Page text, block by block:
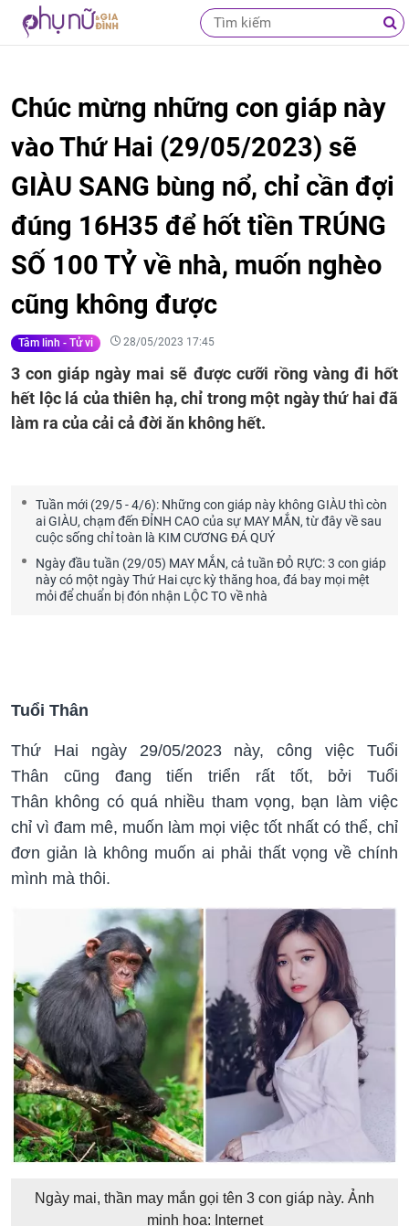
Chúc mừng những con giáp này
vào Thứ Hai (29/05/2023) sẽ
GIÀU SANG bùng nổ, chỉ cần đợi
đúng 16H35 để hốt tiền TRÚNG
SỐ 100 TỶ về nhà, muốn nghèo
cũng không được
Tâm linh - Tử vi 28/05/2023 17:45
3 con giáp ngày mai sẽ được cưỡi rồng vàng đi hốt
hết lộc lá của thiên hạ, chỉ trong một ngày thứ hai đã
làm ra của cải cả đời ăn không hết.
Tuần mới (29/5 - 4/6): Những con giáp này không GIÀU thì còn
ai GIÀU, chạm đến ĐỈNH CAO của sự MAY MẮN, từ đây về sau
cuộc sống chỉ toàn là KIM CƯƠNG ĐÁ QUÝ
Ngày đầu tuần (29/05) MAY MẮN, cả tuần ĐỎ RỰC: 3 con giáp
này có một ngày Thứ Hai cực kỳ thăng hoa, đá bay mọi mệt
mỏi để chuẩn bị đón nhận LỘC TO về nhà
Tuổi Thân
Thứ Hai ngày 29/05/2023 này, công việc Tuổi
Thân cũng đang tiến triển rất tốt, bởi Tuổi
Thân không có quá nhiều tham vọng, bạn làm việc
chỉ vì đam mê, muốn làm mọi việc tốt nhất có thể, chỉ
đơn giản là không muốn ai phải thất vọng về chính
mình mà thôi.
Ngày mai, thần may mắn gọi tên 3 con giáp này. Ảnh
minh họa: Internet